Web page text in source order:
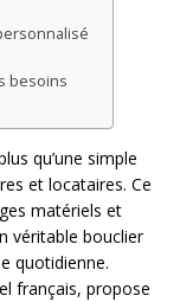
besoins
qu’une simple
et locataires. Ce
matériels et
véritable bouclier
quotidienne.
français, propose